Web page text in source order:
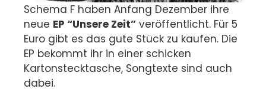
Schema F haben Anfang Dezember ihre
neue EP “Unsere Zeit” veröffentlicht. Für 5
Euro gibt es das gute Stück zu kaufen. Die
EP bekommt ihr in einer schicken
Kartonstecktasche, Songtexte sind auch
dabei.